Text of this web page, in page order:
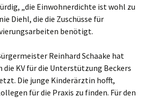
„die Einwohnerdichte ist wohl zu
Diehl, die die Zuschüsse für
benötigt.
Reinhard Schaake hat
die KV für die Unterstützung Beckers
Die junge Kinderärztin hofft,
für die Praxis zu finden. Für den